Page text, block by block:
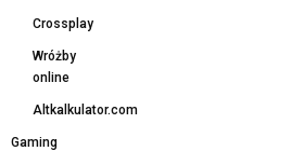
Crossplay
Wróżby
online
Altkalkulator.com
Gaming